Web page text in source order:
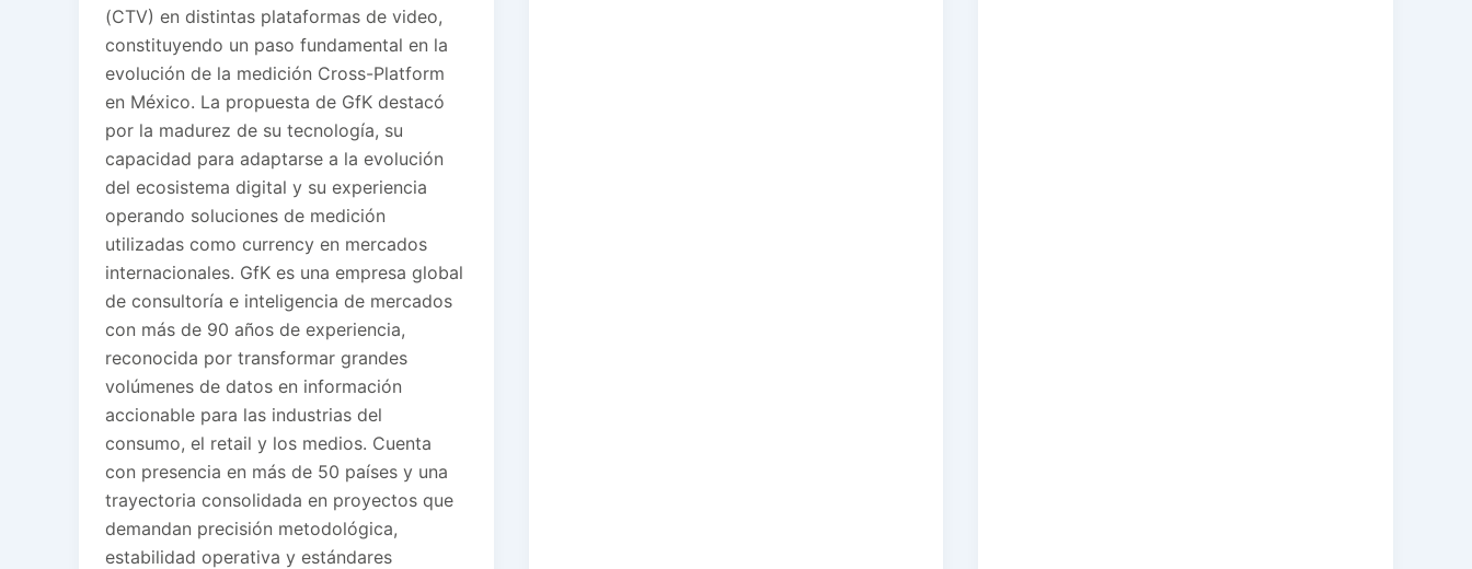
(CTV) en distintas plataformas de video,
constituyendo un paso fundamental en la
evolución de la medición Cross-Platform
en México. La propuesta de GfK destacó
por la madurez de su tecnología, su
capacidad para adaptarse a la evolución
del ecosistema digital y su experiencia
operando soluciones de medición
utilizadas como currency en mercados
internacionales. GfK es una empresa global
de consultoría e inteligencia de mercados
con más de 90 años de experiencia,
reconocida por transformar grandes
volúmenes de datos en información
accionable para las industrias del
consumo, el retail y los medios. Cuenta
con presencia en más de 50 países y una
trayectoria consolidada en proyectos que
demandan precisión metodológica,
estabilidad operativa y estándares